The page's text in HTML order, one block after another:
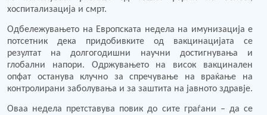
хоспитализација и смрт.
Одбележувањето на Европската недела на имунизација е
потсетник дека придобивките од вакцинацијата се
резултат на долгогодишни научни достигнувања и
глобални напори. Одржувањето на висок вакцинален
опфат останува клучно за спречување на враќање на
контролирани заболувања и за заштита на јавното здравје.
Оваа недела претставува повик до сите граѓани – да се